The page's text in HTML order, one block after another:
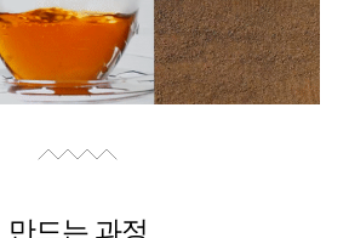
만드는 과정